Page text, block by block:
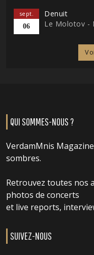
sept.
06
Denuit
Le Molotov -
QUI SOMMES-NOUS ?
VerdamMnis
sombres.
Retrouvez toutes nos
photos de concerts
et live reports,
SUIVEZ-NOUS